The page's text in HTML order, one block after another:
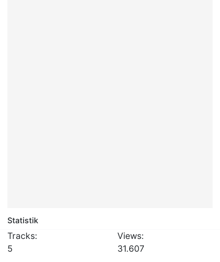
Statistik
Tracks:
5
Views:
31.607